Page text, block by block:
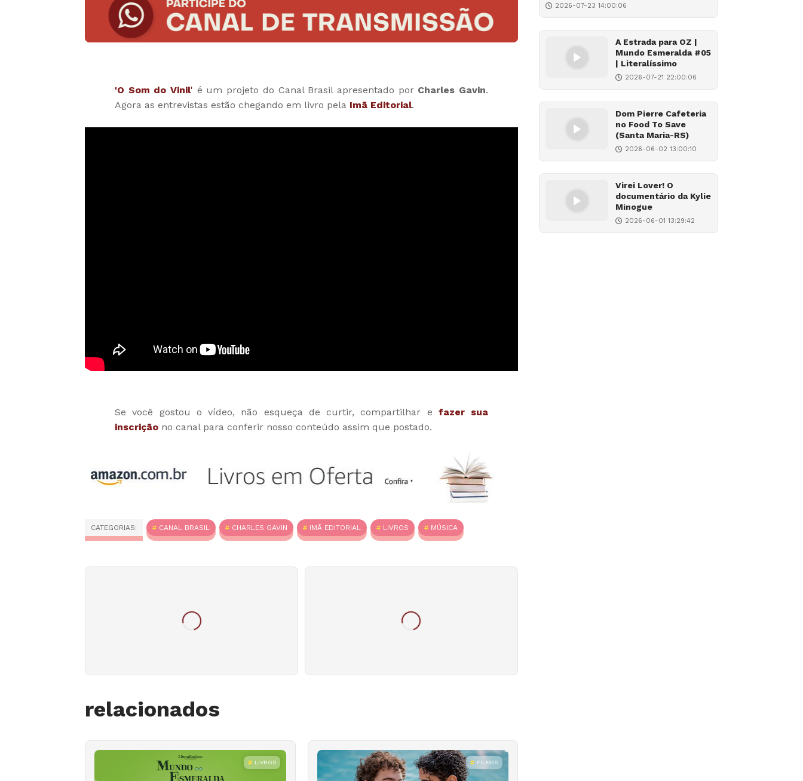
'O Som do Vinil' é um projeto do Canal Brasil apresentado por Charles Gavin.
Agora as entrevistas estão chegando em livro pela Imã Editorial.
Se você gostou o vídeo, não esqueça de curtir, compartilhar e fazer sua
inscrição no canal para conferir nosso conteúdo assim que postado.
CATEGORIAS: CANAL BRASIL CHARLES GAVIN IMÃ EDITORIAL LIVROS MÚSICA
relacionados
LIVROS FILMES
2026-07-23 14:00:06
A Estrada para OZ |
Mundo Esmeralda #05
| Literalíssimo
2026-07-21 22:00:06
Dom Pierre Cafeteria
no Food To Save
(Santa Maria-RS)
2026-06-02 13:00:10
Virei Lover! O
documentário da Kylie
Minogue
2026-06-01 13:29:42